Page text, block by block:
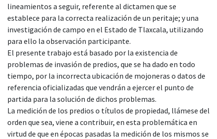
lineamientos a seguir, referente al dictamen que se
establece para la correcta realización de un peritaje; y una
investigación de campo en el Estado de Tlaxcala, utilizando
para ello la observación participante.
El presente trabajo está basado por la existencia de
problemas de invasión de predios, que se ha dado en todo
tiempo, por la incorrecta ubicación de mojoneras o datos de
referencia oficializadas que vendrán a ejercer el punto de
partida para la solución de dichos problemas.
La medición de los predios o títulos de propiedad, llámese del
orden que sea, viene a contribuir, en esta problemática en
virtud de que en épocas pasadas la medición de los mismos se